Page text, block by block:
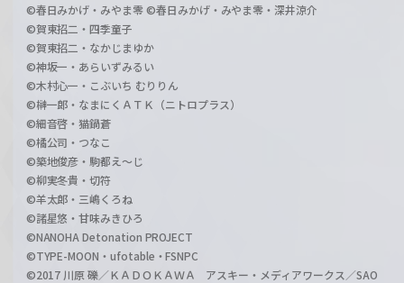
©春日みかげ・みやま零 ©春日みかげ・みやま零・深井涼介
©賀東招二・四季童子
©賀東招二・なかじまゆか
©神坂一・あらいずみるい
©木村心一・こぶいち むりりん
©榊一郎・なまにくＡＴＫ（ニトロプラス）
©細音啓・猫鍋蒼
©橘公司・つなこ
©築地俊彦・駒都え～じ
©柳実冬貴・切符
©羊太郎・三嶋くろね
©諸星悠・甘味みきひろ
©NANOHA Detonation PROJECT
©TYPE-MOON・ufotable・FSNPC
©2017 川原 礫／ＫＡＤＯＫＡＷＡ アスキー・メディアワークス／SAO